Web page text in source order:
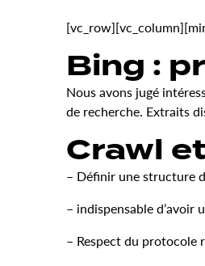
Bing :
Nous avons jugé
de recherche. Extraits
Crawl
– Définir une structure
– indispensable d’avoir
– Respect du protocole